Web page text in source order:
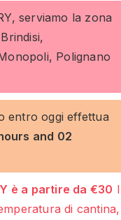
serviamo la zona
Polignano
entro oggi effettua
and 02
è a partire da €30 I
di cantina,